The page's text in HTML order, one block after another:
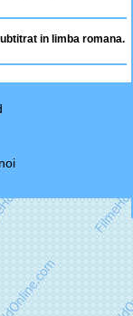
in limba romana.